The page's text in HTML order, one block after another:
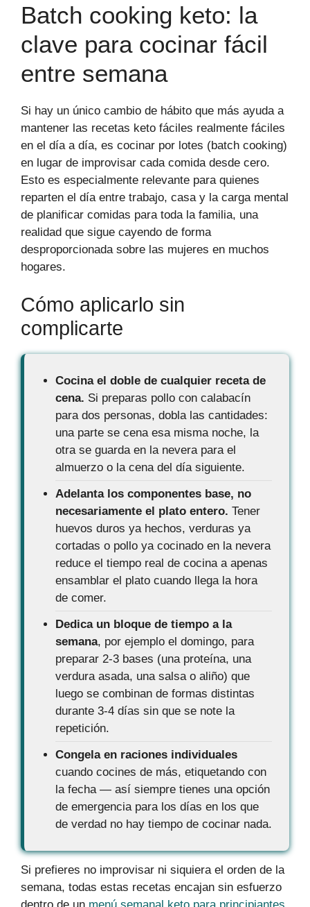
Batch cooking keto: la
clave para cocinar fácil
entre semana
Si hay un único cambio de hábito que más ayuda a
mantener las recetas keto fáciles realmente fáciles
en el día a día, es cocinar por lotes (batch cooking)
en lugar de improvisar cada comida desde cero.
Esto es especialmente relevante para quienes
reparten el día entre trabajo, casa y la carga mental
de planificar comidas para toda la familia, una
realidad que sigue cayendo de forma
desproporcionada sobre las mujeres en muchos
hogares.
Cómo aplicarlo sin
complicarte
Cocina el doble de cualquier receta de
cena. Si preparas pollo con calabacín
para dos personas, dobla las cantidades:
una parte se cena esa misma noche, la
otra se guarda en la nevera para el
almuerzo o la cena del día siguiente.
Adelanta los componentes base, no
necesariamente el plato entero. Tener
huevos duros ya hechos, verduras ya
cortadas o pollo ya cocinado en la nevera
reduce el tiempo real de cocina a apenas
ensamblar el plato cuando llega la hora
de comer.
Dedica un bloque de tiempo a la
semana, por ejemplo el domingo, para
preparar 2-3 bases (una proteína, una
verdura asada, una salsa o aliño) que
luego se combinan de formas distintas
durante 3-4 días sin que se note la
repetición.
Congela en raciones individuales
cuando cocines de más, etiquetando con
la fecha — así siempre tienes una opción
de emergencia para los días en los que
de verdad no hay tiempo de cocinar nada.
Si prefieres no improvisar ni siquiera el orden de la
semana, todas estas recetas encajan sin esfuerzo